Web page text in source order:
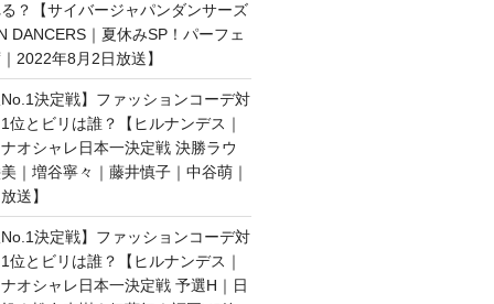
？【サイバージャパンダンサーズ
DANCERS｜夏休みSP！パーフェ
2022年8月2日放送】
決定戦】ファッションコーデ対
位とビリは誰？【ヒルナンデス｜
オシャレ日本一決定戦 決勝ラウ
｜増谷寧々｜藤井慎子｜中谷萌｜
送】
決定戦】ファッションコーデ対
位とビリは誰？【ヒルナンデス｜
オシャレ日本一決定戦 予選H｜日